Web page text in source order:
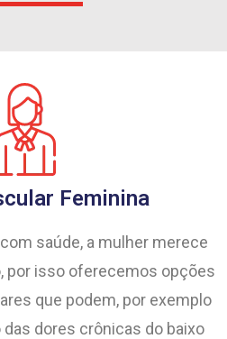
Feminina
saúde, a mulher merece
por isso oferecemos opções
que podem, por exemplo
dores crônicas do baixo